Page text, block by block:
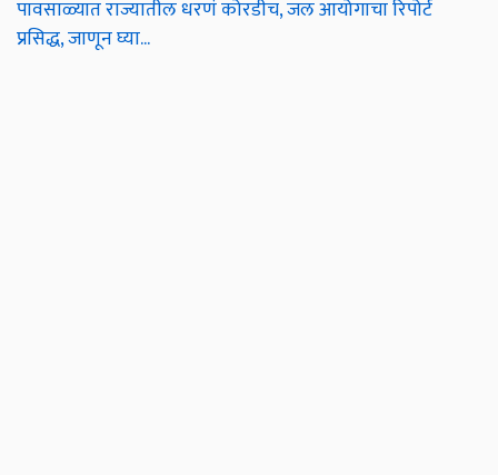
पावसाळ्यात राज्यातील धरणं कोरडीच, जल आयोगाचा रिपोर्ट
प्रसिद्ध, जाणून घ्या...